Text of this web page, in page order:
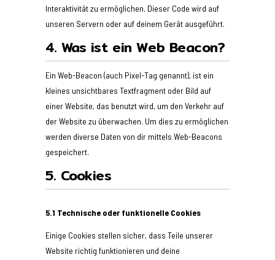
Interaktivität zu ermöglichen. Dieser Code wird auf
unseren Servern oder auf deinem Gerät ausgeführt.
4. Was ist ein Web Beacon?
Ein Web-Beacon (auch Pixel-Tag genannt), ist ein
kleines unsichtbares Textfragment oder Bild auf
einer Website, das benutzt wird, um den Verkehr auf
der Website zu überwachen. Um dies zu ermöglichen
werden diverse Daten von dir mittels Web-Beacons
gespeichert.
5. Cookies
5.1 Technische oder funktionelle Cookies
Einige Cookies stellen sicher, dass Teile unserer
Website richtig funktionieren und deine